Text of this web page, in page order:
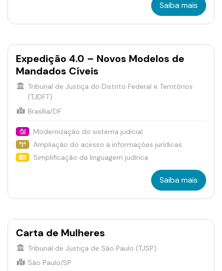
Saiba mais
Expedição 4.0 – Novos Modelos de
Mandados Cíveis
Tribunal de Justiça do Distrito Federal e Territórios
(TJDFT)
Brasília/DF
Modernização do sistema judicial
Ampliação do acesso a informações jurídicas
Simplificação da linguagem judírica
Saiba mais
Carta de Mulheres
Tribunal de Justiça de São Paulo (TJSP)
São Paulo/SP